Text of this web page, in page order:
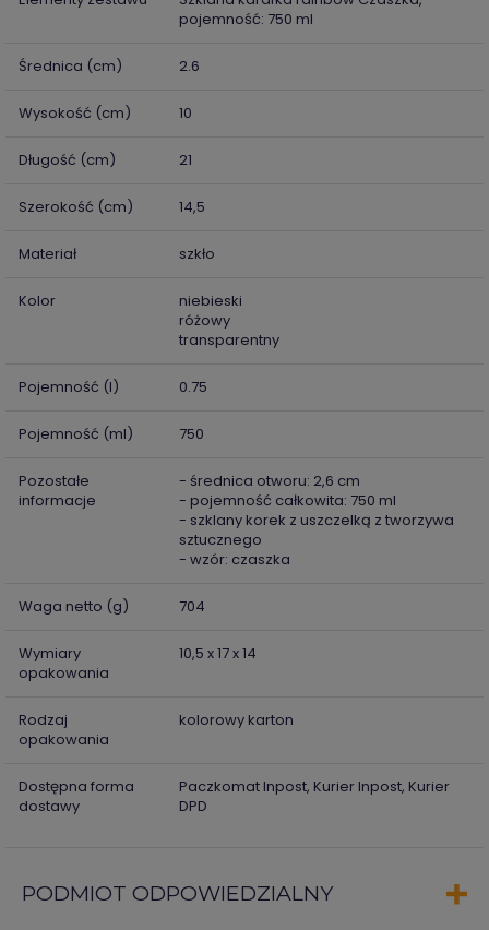
pojemność: 750 ml
Średnica (cm) 2.6
Wysokość (cm) 10
Długość (cm) 21
Szerokość (cm) 14,5
Materiał szkło
Kolor
niebieski
różowy
transparentny
Pojemność (l) 0.75
Pojemność (ml) 750
Pozostałe
informacje
- średnica otworu: 2,6 cm
- pojemność całkowita: 750 ml
- szklany korek z uszczelką z tworzywa
sztucznego
- wzór: czaszka
Waga netto (g) 704
Wymiary
opakowania
10,5 x 17 x 14
Rodzaj
opakowania
kolorowy karton
Dostępna forma
dostawy
Paczkomat Inpost, Kurier Inpost, Kurier
DPD
PODMIOT ODPOWIEDZIALNY